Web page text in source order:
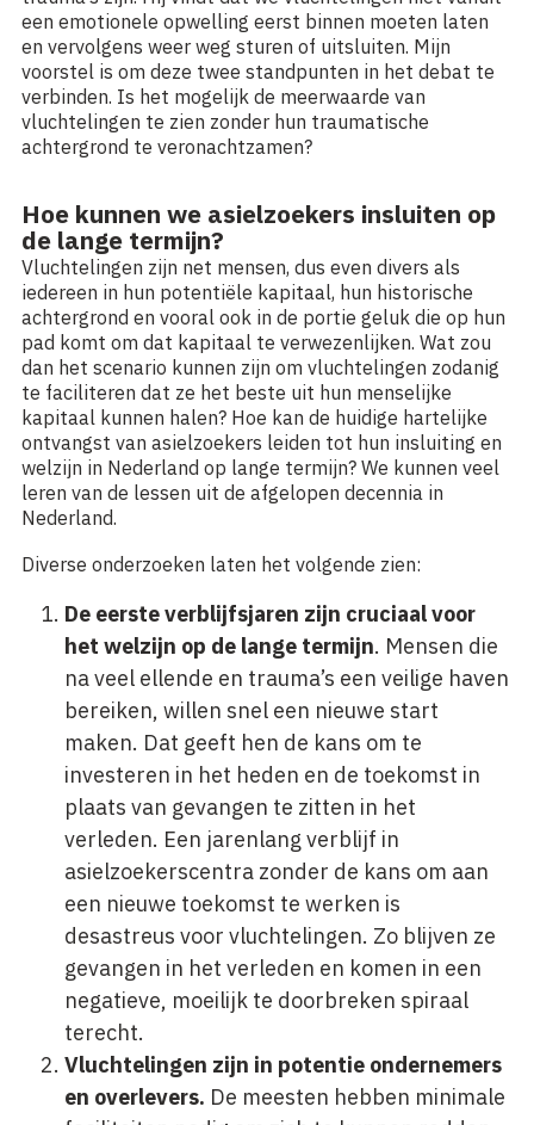
een emotionele opwelling eerst binnen moeten laten
en vervolgens weer weg sturen of uitsluiten. Mijn
voorstel is om deze twee standpunten in het debat te
verbinden. Is het mogelijk de meerwaarde van
vluchtelingen te zien zonder hun traumatische
achtergrond te veronachtzamen?
Hoe kunnen we asielzoekers insluiten op
de lange termijn?
Vluchtelingen zijn net mensen, dus even divers als
iedereen in hun potentiële kapitaal, hun historische
achtergrond en vooral ook in de portie geluk die op hun
pad komt om dat kapitaal te verwezenlijken. Wat zou
dan het scenario kunnen zijn om vluchtelingen zodanig
te faciliteren dat ze het beste uit hun menselijke
kapitaal kunnen halen? Hoe kan de huidige hartelijke
ontvangst van asielzoekers leiden tot hun insluiting en
welzijn in Nederland op lange termijn? We kunnen veel
leren van de lessen uit de afgelopen decennia in
Nederland.
Diverse onderzoeken laten het volgende zien:
De eerste verblijfsjaren zijn cruciaal voor
het welzijn op de lange termijn. Mensen die
na veel ellende en trauma’s een veilige haven
bereiken, willen snel een nieuwe start
maken. Dat geeft hen de kans om te
investeren in het heden en de toekomst in
plaats van gevangen te zitten in het
verleden. Een jarenlang verblijf in
asielzoekerscentra zonder de kans om aan
een nieuwe toekomst te werken is
desastreus voor vluchtelingen. Zo blijven ze
gevangen in het verleden en komen in een
negatieve, moeilijk te doorbreken spiraal
terecht.
Vluchtelingen zijn in potentie ondernemers
en overlevers. De meesten hebben minimale